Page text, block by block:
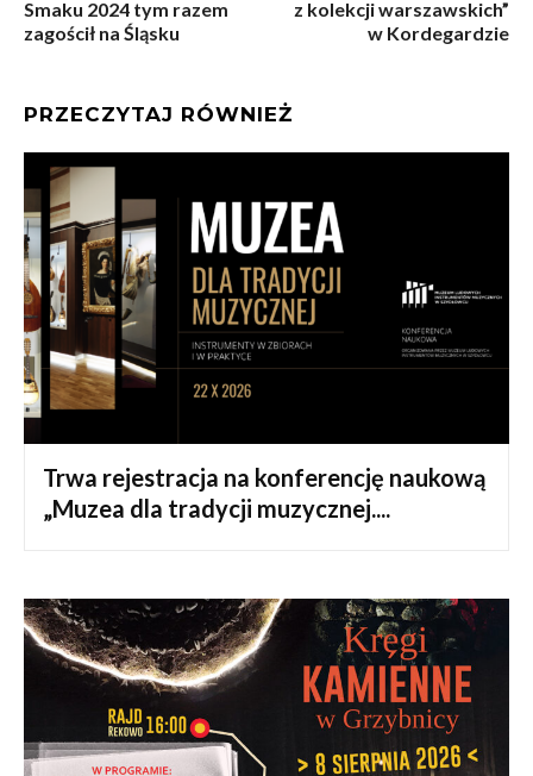
Smaku 2024 tym razem
zagościł na Śląsku
z kolekcji warszawskich”
w Kordegardzie
PRZECZYTAJ RÓWNIEŻ
Trwa rejestracja na konferencję naukową
„Muzea dla tradycji muzycznej....